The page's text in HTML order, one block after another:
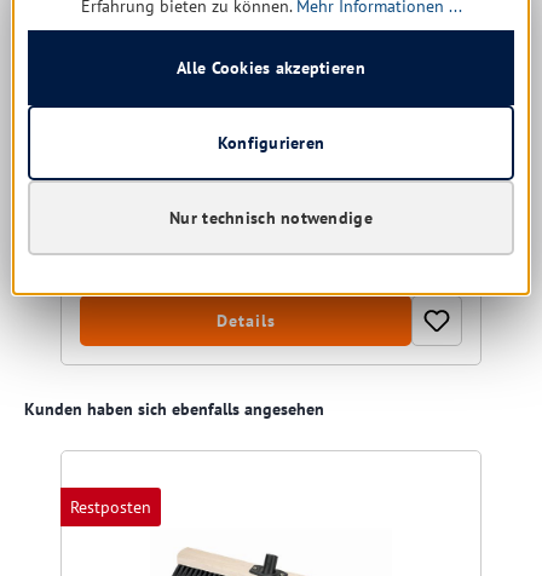
Sofort verfügbar, Lieferzeit: 1-5 Tage
Versandkostenzuschlag:Sperrgut 120-175
Details
Produktgalerie überspringen
Kunden haben sich ebenfalls angesehen
Restposten
Erfahrung bieten zu können. Mehr Informationen ...
Nur technisch notwendige
Konfigurieren
Alle Cookies akzeptieren